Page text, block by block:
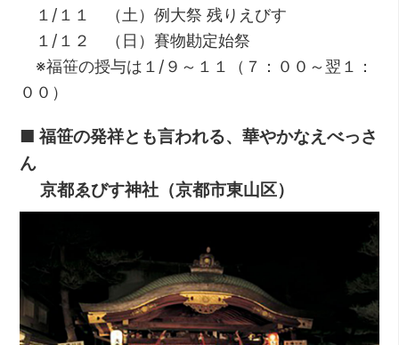
１/１１ （土）例大祭 残りえびす
１/１２ （日）賽物勘定始祭
※福笹の授与は１/９～１１（７：００～翌１：
００）
■ 福笹の発祥とも言われる、華やかなえべっさ
ん
京都ゑびす神社（京都市東山区）